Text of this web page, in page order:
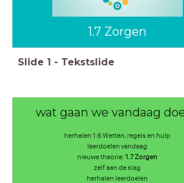
1.7 Zorgen
Slide 1 - Tekstslide
wat gaan we vandaag
herhalen 1.6 Wetten, regels en hulp
leerdoelen vandaag
nieuwe theorie: 1.7 Zorgen
zelf aan de slag
herhalen leerdoelen